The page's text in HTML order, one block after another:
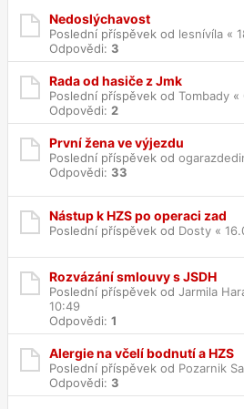
Nedoslýchavost
Poslední příspěvek od lesnívíla «
Odpovědi: 3
Rada od hasiče z Jmk
Poslední příspěvek od Tombady «
Odpovědi: 2
První žena ve výjezdu
Poslední příspěvek od
Odpovědi: 33
Nástup k HZS po operaci zad
Poslední příspěvek od Dosty «
Rozvázání smlouvy s JSDH
Poslední příspěvek od Jarmila
10:49
Odpovědi: 1
Alergie na včelí bodnutí a HZS
Poslední příspěvek od Pozarnik
Odpovědi: 3